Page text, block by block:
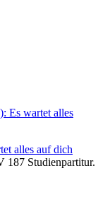
alles auf dich
187 Studienpartitur.